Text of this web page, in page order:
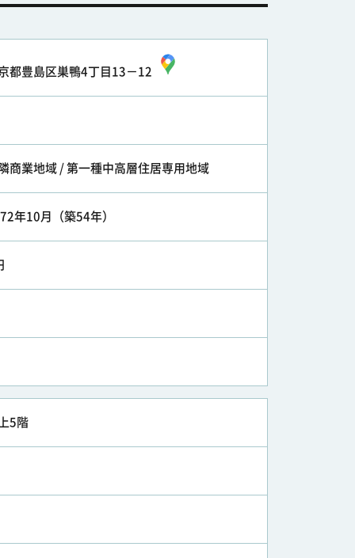
都豊島区巣鴨4丁目13－12
商業地域 / 第一種中高層住居専用地域
年10月（築54年）
5階